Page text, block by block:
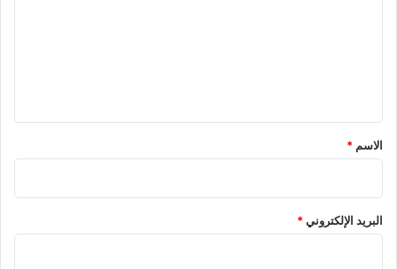
*
الاسم *
البريد الإلكتروني*